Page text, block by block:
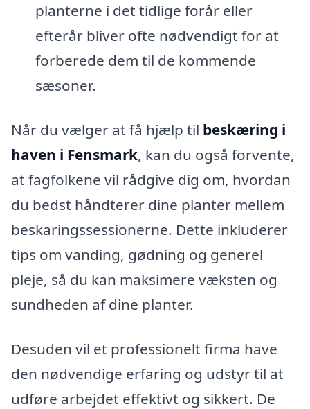
planterne i det tidlige forår eller
efterår bliver ofte nødvendigt for at
forberede dem til de kommende
sæsoner.
Når du vælger at få hjælp til beskæring i
haven i Fensmark, kan du også forvente,
at fagfolkene vil rådgive dig om, hvordan
du bedst håndterer dine planter mellem
beskaringssessionerne. Dette inkluderer
tips om vanding, gødning og generel
pleje, så du kan maksimere væksten og
sundheden af dine planter.
Desuden vil et professionelt firma have
den nødvendige erfaring og udstyr til at
udføre arbejdet effektivt og sikkert. De